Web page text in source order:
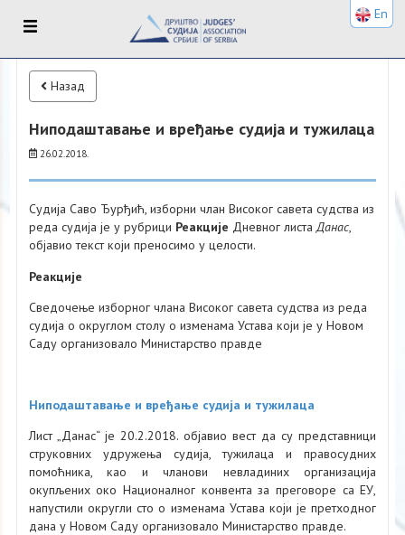
Назад
Ниподаштавање и вређање судија и тужилаца
26.02.2018.
Судија Саво Ђурђић, изборни члан Високог савета судства из
реда судија је у рубрици Реакције Дневног листа Данас,
објавио текст који преносимо у целости.
Реакције
Сведочење изборног члана Високог савета судства из реда
судија о округлом столу о изменама Устава који је у Новом
Саду организовало Министарство правде
Ниподаштавање и вређање судија и тужилаца
Лист „Данас“ је 20.2.2018. објавио вест да су представници
струковних удружења судија, тужилаца и правосудних
помоћника, као и чланови невладиних организација
окупљених око Националног конвента за преговоре са ЕУ,
напустили округли сто о изменама Устава који је претходног
дана у Новом Саду организовало Министарство правде.
En